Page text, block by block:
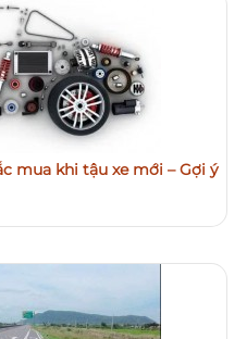
mua khi tậu xe mới – Gợi ý